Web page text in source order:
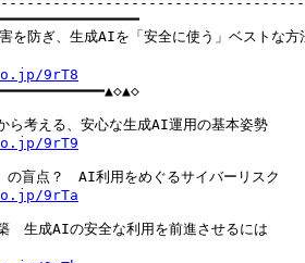
を防ぎ、生成AIを「安全に使う」ベストな方
9rT8
9rT9
9rTa
　生成AIの安全な利用を前進させるには